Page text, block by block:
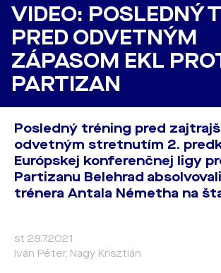
VIDEO: POSLEDNÝ
PRED ODVETNÝM
ZÁPASOM EKL
PARTIZAN
Posledný tréning pred
odvetným stretnutím 2.
Európskej konferenčnej ligy
Partizanu Belehrad
trénera Antala Németha na
st 28.7.2021
Iván Péter, Nagy Krisztián